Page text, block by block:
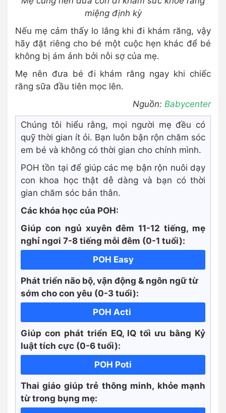
miệng định kỳ
Nếu mẹ cảm thấy lo lắng khi đi khám răng, vậy
hãy đặt riêng cho bé một cuộc hẹn khác để bé
không bị ám ảnh bởi nỗi sợ của mẹ.
Mẹ nên đưa bé đi khám răng ngay khi chiếc
răng sữa đầu tiên mọc lên.
Nguồn: Babycenter
Chúng tôi hiểu rằng, mọi người mẹ đều có
quỹ thời gian ít ỏi. Bạn luôn bận rộn chăm sóc
em bé và không có thời gian cho chính mình.
POH tồn tại để giúp các mẹ bận rộn nuôi dạy
con khoa học thật dễ dàng và bạn có thời
gian chăm sóc bản thân.
Các khóa học của POH:
Giúp con ngủ xuyên đêm 11-12 tiếng, mẹ
nghỉ ngơi 7-8 tiếng mỗi đêm (0-1 tuổi):
POH Easy
Phát triển não bộ, vận động & ngôn ngữ từ
sớm cho con yêu (0-3 tuổi):
POH Acti
Giúp con phát triển EQ, IQ tối ưu bằng Kỷ
luật tích cực (0-6 tuổi):
POH Poti
Thai giáo giúp trẻ thông minh, khỏe mạnh
từ trong bụng mẹ: